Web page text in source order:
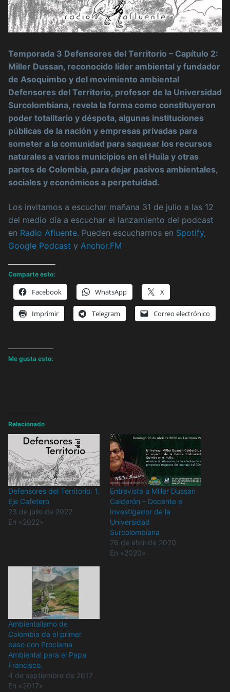
Temporada 3 Defensores del Territorio – Capítulo 2:
Miller Dussan, reconocido líder ambiental y fundador
de Asoquimbo y del movimiento ambiental
Defensores del Territorio, profesor de la Universidad
Surcolombiana, revela la forma como constituyeron
poder totalitario y déspota, algunas instituciones
públicas de la nación y empresas privadas para
someter a la comunidad para saquear los recursos
naturales a varios municipios en el Huila y otras
partes de Colombia, para dejar pasivos ambientales,
sociales y económicos a perpetuidad.
Los invitamos a escuchar mañana 31 de julio a las 12
del medio día a escuchar el lanzamiento del podcast
en Radio Afluente. Pueden escucharnos en Spotify,
Google Podcast y Anchor.FM
Comparte esto:
Facebook WhatsApp X
Imprimir Telegram Correo electrónico
Me gusta esto:
Relacionado
Defensores del Territorio. 1.
Eje Cafetero
23 de julio de 2022
En «2022»
Entrevista a Miller Dussan
Calderón – Docente e
Investigador de la
Universidad
Surcolombiana
26 de abril de 2020
En «2020»
Ambientalismo de
Colombia da el primer
paso con Proclama
Ambiental para el Papa
Francisco.
4 de septiembre de 2017
En «2017»